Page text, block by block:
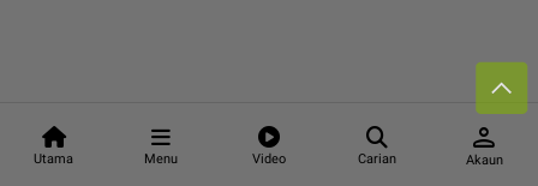
Utama Menu Video Carian
person
Akaun